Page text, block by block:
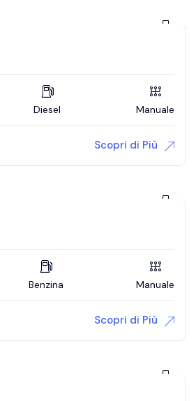
Diesel Manuale
Scopri di Più
Benzina Manuale
Scopri di Più